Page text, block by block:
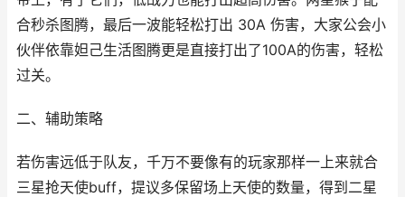
合秒杀图腾，最后一波能轻松打出 30A 伤害，大家公会小
伙伴依靠妲己生活图腾更是直接打出了100A的伤害，轻松
过关。
二、辅助策略
若伤害远低于队友，千万不要像有的玩家那样一上来就合
三星抢天使buff，提议多保留场上天使的数量，得到二星